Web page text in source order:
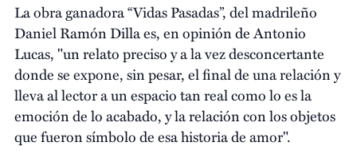
La obra ganadora “Vidas Pasadas”, del madrileño
Daniel Ramón Dilla es, en opinión de Antonio
Lucas, "un relato preciso y a la vez desconcertante
donde se expone, sin pesar, el final de una relación y
lleva al lector a un espacio tan real como lo es la
emoción de lo acabado, y la relación con los objetos
que fueron símbolo de esa historia de amor".